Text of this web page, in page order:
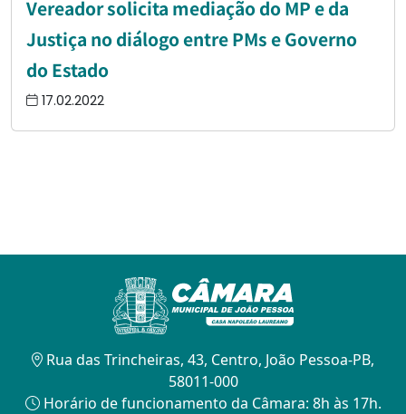
Vereador solicita mediação do MP e da
Justiça no diálogo entre PMs e Governo
do Estado
17.02.2022
Rua das Trincheiras, 43, Centro, João Pessoa-PB,
58011-000
Horário de funcionamento da Câmara: 8h às 17h.